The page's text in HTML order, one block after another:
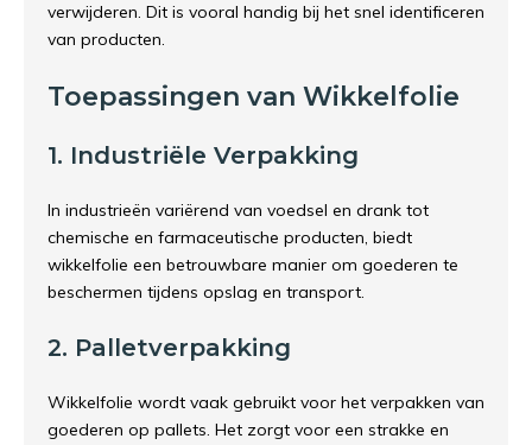
verwijderen. Dit is vooral handig bij het snel identificeren
van producten.
Toepassingen van Wikkelfolie
1. Industriële Verpakking
In industrieën variërend van voedsel en drank tot
chemische en farmaceutische producten, biedt
wikkelfolie een betrouwbare manier om goederen te
beschermen tijdens opslag en transport.
2. Palletverpakking
Wikkelfolie wordt vaak gebruikt voor het verpakken van
goederen op pallets. Het zorgt voor een strakke en